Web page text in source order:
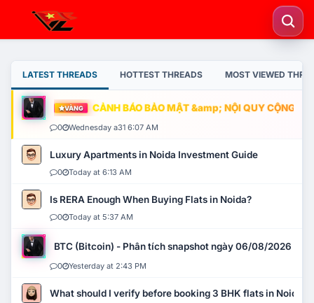
LATEST THREADS HOTTEST THREADS MOST VIEWED
VÀNG CẢNH BÁO BẢO MẬT &amp; NỘI QUY CỘNG
0 Wednesday a31 6:07 AM
Luxury Apartments in Noida Investment Guide
0 Today at 6:13 AM
Is RERA Enough When Buying Flats in Noida?
0 Today at 5:37 AM
BTC (Bitcoin) - Phân tích snapshot ngày 06/08/2026
0 Yesterday at 2:43 PM
What should I verify before booking 3 BHK flats in Noida?